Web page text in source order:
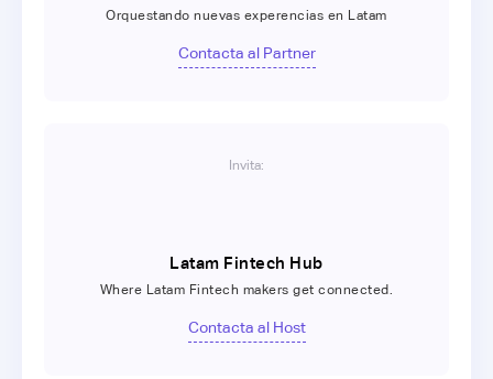
Orquestando nuevas experencias en Latam
Contacta al Partner
Invita:
Latam Fintech Hub
Where Latam Fintech makers get connected.
Contacta al Host